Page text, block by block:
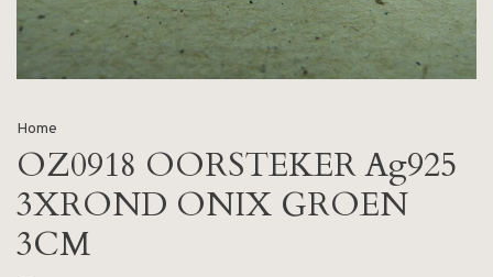
Home
OZ0918 OORSTEKER Ag925
3XROND ONIX GROEN
3CM